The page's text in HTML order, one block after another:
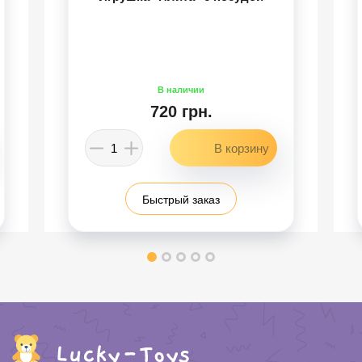
720 грн.
Быстрый заказ